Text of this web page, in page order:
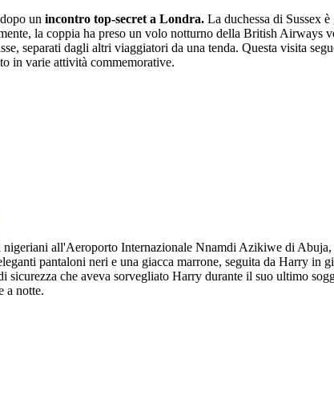
un incontro top-secret a Londra. La duchessa di Sussex
la coppia ha preso un volo notturno della British
separati dagli altri viaggiatori da una tenda. Questa visita
in varie attività commemorative.
all'Aeroporto Internazionale Nnamdi Azikiwe di
pantaloni neri e una giacca marrone, seguita da Harry in
sicurezza che aveva sorvegliato Harry durante il suo ultimo
a notte.